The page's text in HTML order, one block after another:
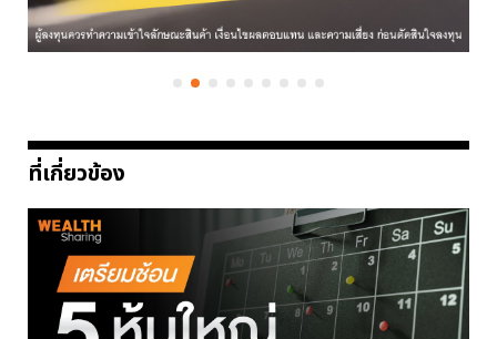
ที่เกี่ยวข้อง